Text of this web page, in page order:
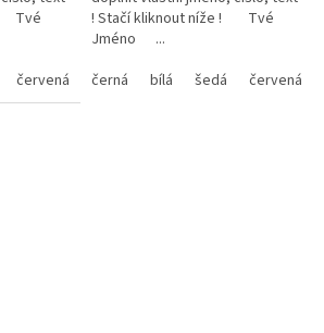
Tvé
červená modrá žlutá zelená růžová
! Stačí kliknout níže ! Tvé
Jméno ...
černá
bílá šedá červená